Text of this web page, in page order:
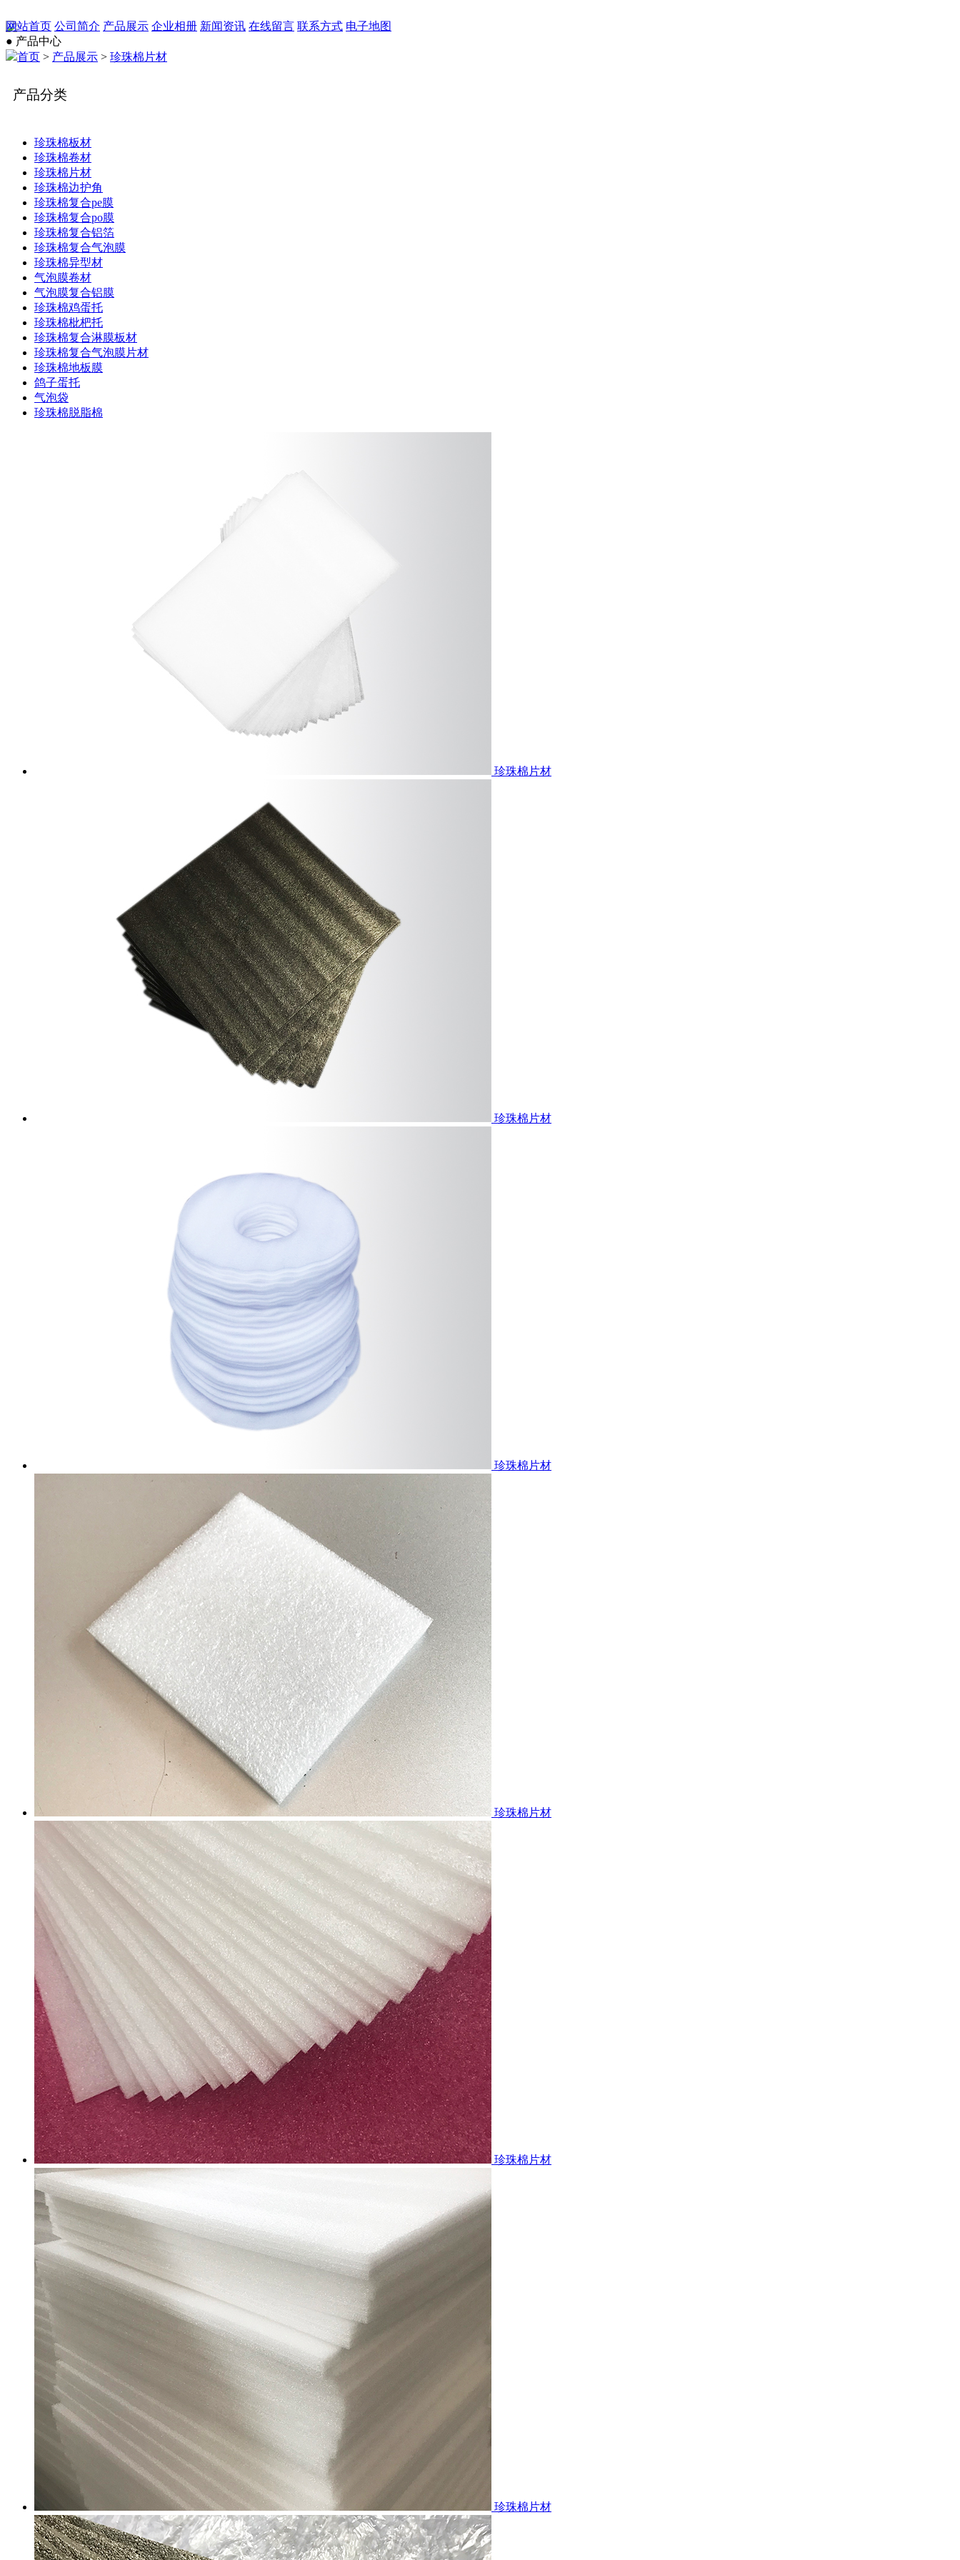
网站首页 公司简介 产品展示 企业相册 新闻资讯 在线留言 联系方式 电子地图
● 产品中心
首页 > 产品展示 > 珍珠棉片材
产品分类
珍珠棉板材
珍珠棉卷材
珍珠棉片材
珍珠棉边护角
珍珠棉复合pe膜
珍珠棉复合po膜
珍珠棉复合铝箔
珍珠棉复合气泡膜
珍珠棉异型材
气泡膜卷材
气泡膜复合铝膜
珍珠棉鸡蛋托
珍珠棉枇杷托
珍珠棉复合淋膜板材
珍珠棉复合气泡膜片材
珍珠棉地板膜
鸽子蛋托
气泡袋
珍珠棉脱脂棉
珍珠棉片材
珍珠棉片材
珍珠棉片材
珍珠棉片材
珍珠棉片材
珍珠棉片材